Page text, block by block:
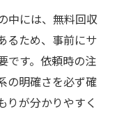
中には、無料回収
るため、事前にサ
です。依頼時の注
の明確さを必ず確
りが分かりやすく